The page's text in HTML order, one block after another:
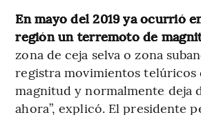
En mayo del 2019 ya ocurrió
región un terremoto de
zona de ceja selva o zona
registra movimientos telúricos
magnitud y normalmente deja
ahora”, explicó. El presidente